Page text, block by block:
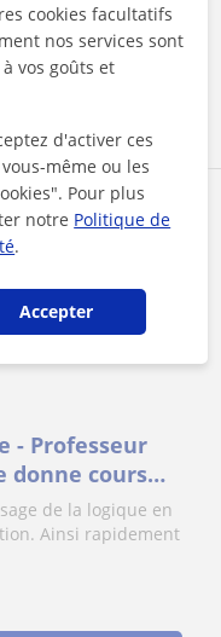
- Professeur
donne cours
de la logique en
Ainsi rapidement
cookies facultatifs
nos services sont
vos goûts et
d'activer ces
même ou les
Pour plus
notre Politique de
.
Accepter